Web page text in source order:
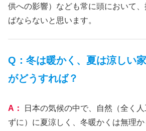
供への影響）なども常に頭において
ばならないと思います。
Q：冬は暖かく、夏は涼しい
がどうすれば？
A：
日本の気候の中で、自然（全く
ずに）に夏涼しく、冬暖かくは無理か